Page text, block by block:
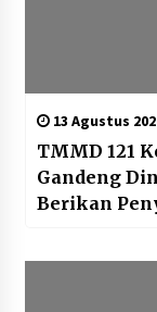
13 Agustus
TMMD 121
Gandeng
Berikan